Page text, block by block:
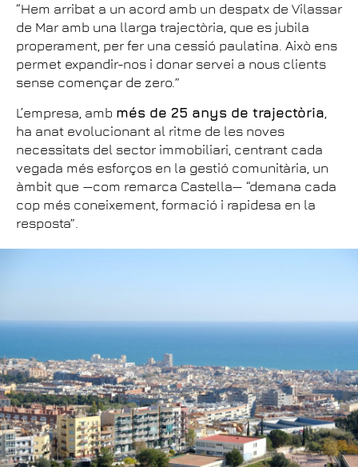
“Hem arribat a un acord amb un despatx de Vilassar
de Mar amb una llarga trajectòria, que es jubila
properament, per fer una cessió paulatina. Això ens
permet expandir-nos i donar servei a nous clients
sense començar de zero.”
L’empresa, amb més de 25 anys de trajectòria,
ha anat evolucionant al ritme de les noves
necessitats del sector immobiliari, centrant cada
vegada més esforços en la gestió comunitària, un
àmbit que —com remarca Castella— “demana cada
cop més coneixement, formació i rapidesa en la
resposta”.